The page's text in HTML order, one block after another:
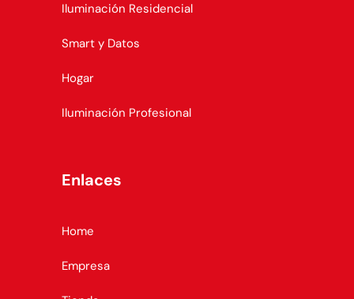
Iluminación Residencial
Smart y Datos
Hogar
Iluminación Profesional
Enlaces
Home
Empresa